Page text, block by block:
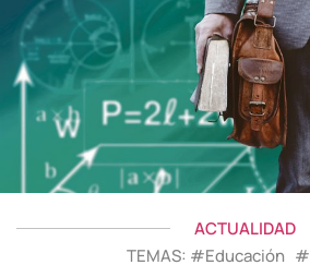
ACTUALIDAD
TEMAS: #Educación #